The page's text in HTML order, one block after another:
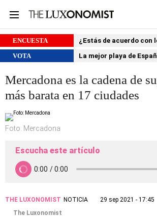
ENCUESTA
¿Estás de acuerdo con
VOTA
La mejor playa de
Mercadona es la cadena de
más barata en 17 ciudades
Foto: Mercadona
Escucha este artículo
THE LUXONOMIST NOTICIA
29 sep 2021 - 17:45
The Luxonomist